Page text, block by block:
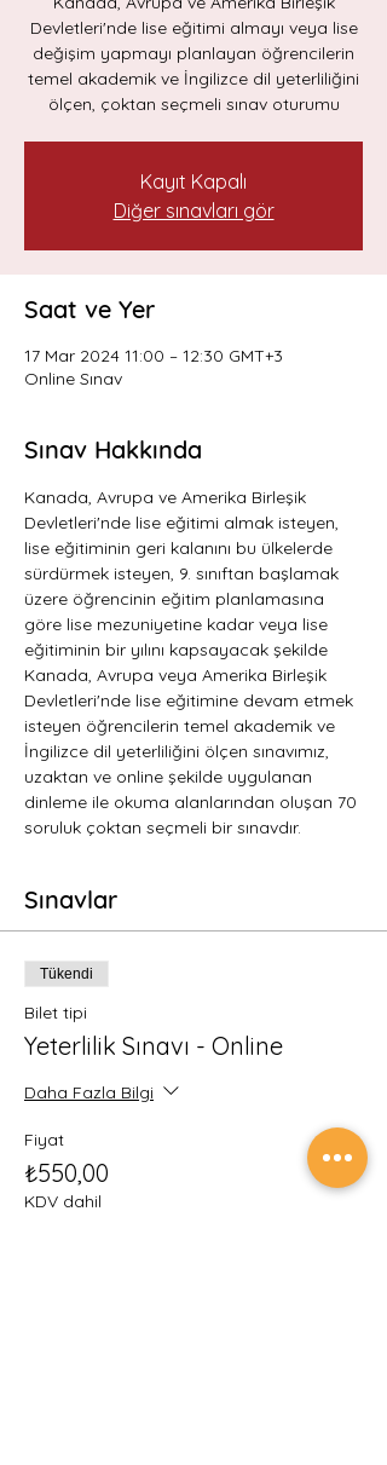
Devletleri'nde lise eğitimi almayı veya lise
değişim yapmayı planlayan öğrencilerin
temel akademik ve İngilizce dil yeterliliğini
ölçen, çoktan seçmeli sınav oturumu
Kayıt Kapalı
Diğer sınavları gör
Saat ve Yer
17 Mar 2024 11:00 – 12:30 GMT+3
Online Sınav
Sınav Hakkında
Kanada, Avrupa ve Amerika Birleşik
Devletleri'nde lise eğitimi almak isteyen,
lise eğitiminin geri kalanını bu ülkelerde
sürdürmek isteyen, 9. sınıftan başlamak
üzere öğrencinin eğitim planlamasına
göre lise mezuniyetine kadar veya lise
eğitiminin bir yılını kapsayacak şekilde
Kanada, Avrupa veya Amerika Birleşik
Devletleri'nde lise eğitimine devam etmek
isteyen öğrencilerin temel akademik ve
İngilizce dil yeterliliğini ölçen sınavımız,
uzaktan ve online şekilde uygulanan
dinleme ile okuma alanlarından oluşan 70
soruluk çoktan seçmeli bir sınavdır.
Sınavlar
Tükendi
Bilet tipi
Yeterlilik Sınavı - Online
Daha Fazla Bilgi
Fiyat
₺550,00
KDV dahil